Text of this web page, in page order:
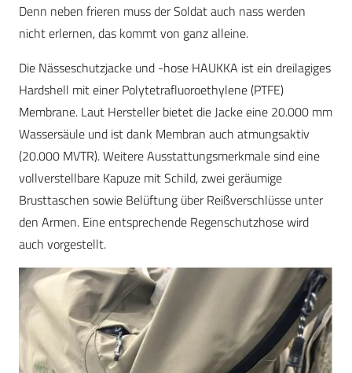
Denn neben frieren muss der Soldat auch nass werden
nicht erlernen, das kommt von ganz alleine.
Die Nässeschutzjacke und -hose HAUKKA ist ein dreilagiges
Hardshell mit einer Polytetrafluoroethylene (PTFE)
Membrane. Laut Hersteller bietet die Jacke eine 20.000 mm
Wassersäule und ist dank Membran auch atmungsaktiv
(20.000 MVTR). Weitere Ausstattungsmerkmale sind eine
vollverstellbare Kapuze mit Schild, zwei geräumige
Brusttaschen sowie Belüftung über Reißverschlüsse unter
den Armen. Eine entsprechende Regenschutzhose wird
auch vorgestellt.